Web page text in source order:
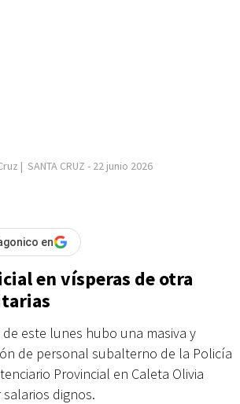
| SANTA CRUZ - 22 junio 2026
en
en vísperas de otra
este lunes hubo una masiva y
de personal subalterno de la Policía
Provincial en Caleta Olivia
dignos.